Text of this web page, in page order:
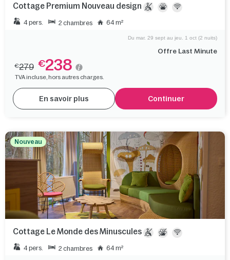
Cottage Premium Nouveau design
4 pers. 2 chambres 64 m²
Offre Last Minute
Du mar. 29 sept au jeu. 1 oct (2 nuits)
€279 €238
TVA incluse, hors autres charges.
En savoir plus Continuer
Nouveau
Cottage Le Monde des Minuscules
4 pers. 2 chambres 64 m²